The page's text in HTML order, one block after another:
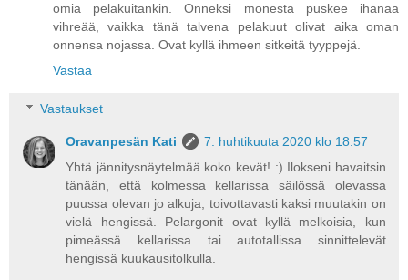
omia pelakuitankin. Onneksi monesta puskee ihanaa
vihreää, vaikka tänä talvena pelakuut olivat aika oman
onnensa nojassa. Ovat kyllä ihmeen sitkeitä tyyppejä.
Vastaa
Vastaukset
Oravanpesän Kati
7. huhtikuuta 2020 klo 18.57
Yhtä jännitysnäytelmää koko kevät! :) Ilokseni havaitsin
tänään, että kolmessa kellarissa säilössä olevassa
puussa olevan jo alkuja, toivottavasti kaksi muutakin on
vielä hengissä. Pelargonit ovat kyllä melkoisia, kun
pimeässä kellarissa tai autotallissa sinnittelevät
hengissä kuukausitolkulla.